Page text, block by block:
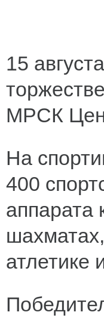
15
МРСК
На
400
аппарата
атлетике